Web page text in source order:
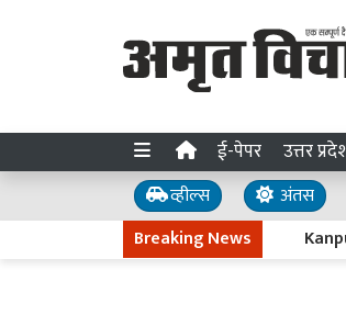
ई-पेपर उत्तर
व्हील्स अंतस
Breaking News
Kanpur